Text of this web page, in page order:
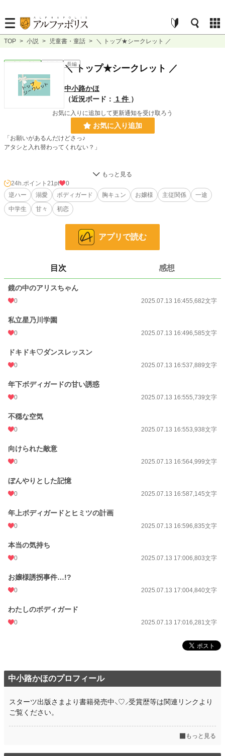
TOP > 小説 > 児童書・童話 > ＼ トップ★シークレット ／
長編
＼ トップ★シークレット ／
中小路かほ
（近況ボード：
1 件 ）
お気に入りに追加して更新通知を受け取ろう
お気に入り追加
「お願いがあるんだけどさっ♪
アタシと入れ替わってくれない？」
わたしと顔も名前も同じの女の子、アリスちゃん。
そんなアリスちゃんにお願いされて
しかも、入れ替わったアリスちゃんは
なんと…超有名財閥のご令嬢だった！
そこで、エリート警護部隊と同居することになっちゃった…！
「…ち、違うんです！わたしは別人で――」
普通の中学に通う、普通の中学２年生
(Arisu Satou)
エリート警護部隊『イージス』リーダー
四之宮 昴
「アリスちゃんかわいいから、好きになっちゃいそう」
あざとい年下プレイボーイ
(Nanato Kozuka)
「そんな顔しないで。だったら、オレにしなよ」
牧 慎太郎
イージスのみんなが警護以上に溺愛で迫ってきて――!?
でも、入れ替わっているというコトは
絶対の絶対に ＼ トップ★シークレット ／
24h.ポイント 21pt
0
逆ハー
溺愛 ボディガード 胸キュン お嬢様 主従関係
一途
中学生
甘々 初恋
アプリで読む
目次 感想
鏡の中のアリスちゃん
0 2025.07.13 16:455,682文字
私立星乃川学園
0 2025.07.13 16:496,585文字
ドキドキ♡ダンスレッスン
0 2025.07.13 16:537,889文字
年下ボディガードの甘い誘惑
0 2025.07.13 16:555,739文字
不穏な空気
0 2025.07.13 16:553,938文字
向けられた敵意
0 2025.07.13 16:564,999文字
ぼんやりとした記憶
0 2025.07.13 16:587,145文字
年上ボディガードとヒミツの計画
0 2025.07.13 16:596,835文字
本当の気持ち
0 2025.07.13 17:006,803文字
お嬢様誘拐事件…!?
0 2025.07.13 17:004,840文字
わたしのボディガード
0 2025.07.13 17:016,281文字
中小路かほのプロフィール
スターツ出版さまより書籍発売中⸜♡⸝受賞歴等は関連リンクより
ご覧ください。
もっと見る